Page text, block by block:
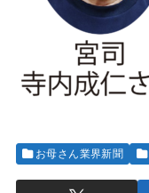
お母さん業界新聞